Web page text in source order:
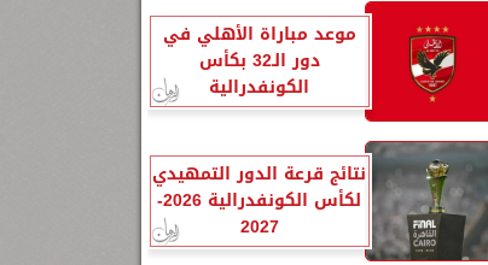
موعد مباراة الأهلي في
دور الـ32 بكأس
الكونفدرالية
نتائج قرعة الدور التمهيدي
لكأس الكونفدرالية 2026-
2027